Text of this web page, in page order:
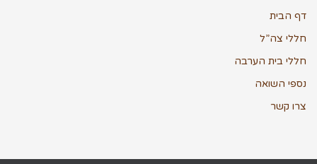
דף הבית
חללי צה”ל
חללי בית הערבה
נספי השואה
צרו קשר